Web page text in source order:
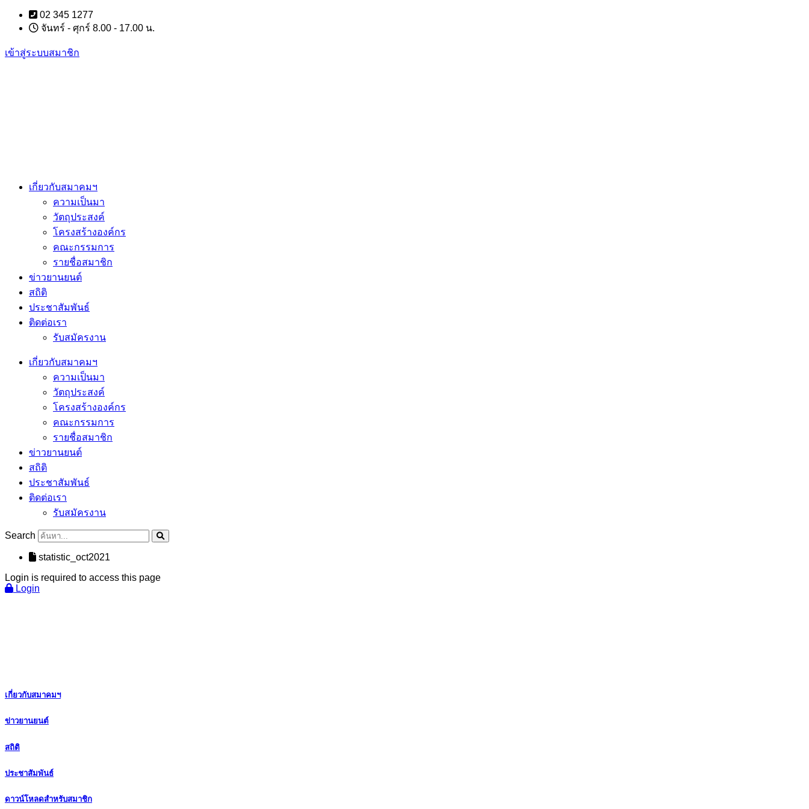
Skip
content
02 345 1277
จันทร์ - ศุกร์ 8.00 - 17.00 น.
เข้าสู่ระบบสมาชิก
เกี่ยวกับสมาคมฯ
ความเป็นมา
วัตถุประสงค์
โครงสร้างองค์กร
คณะกรรมการ
รายชื่อสมาชิก
ข่าวยานยนต์
สถิติ
ประชาสัมพันธ์
ติดต่อเรา
รับสมัครงาน
เกี่ยวกับสมาคมฯ
ความเป็นมา
วัตถุประสงค์
โครงสร้างองค์กร
คณะกรรมการ
รายชื่อสมาชิก
ข่าวยานยนต์
สถิติ
ประชาสัมพันธ์
ติดต่อเรา
รับสมัครงาน
Search
statistic_oct2021
Login is required to access this page
Login
เกี่ยวกับสมาคมฯ
ข่าวยานยนต์
สถิติ
ประชาสัมพันธ์
ดาวน์โหลดสำหรับสมาชิก